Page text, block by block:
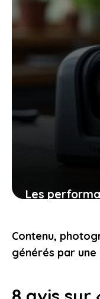
Les
service de
8 novembre 2025
Contenu,
générés par une